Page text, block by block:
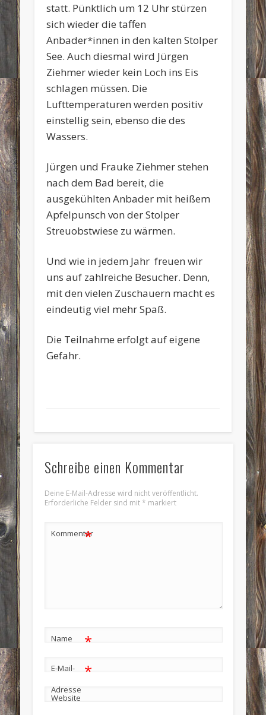
statt. Pünktlich um 12 Uhr stürzen
sich wieder die taffen
Anbader*innen in den kalten Stolper
See. Auch diesmal wird Jürgen
Ziehmer wieder kein Loch ins Eis
schlagen müssen. Die
Lufttemperaturen werden positiv
einstellig sein, ebenso die des
Wassers.
Jürgen und Frauke Ziehmer stehen
nach dem Bad bereit, die
ausgekühlten Anbader mit heißem
Apfelpunsch von der Stolper
Streuobstwiese zu wärmen.
Und wie in jedem Jahr freuen wir
uns auf zahlreiche Besucher. Denn,
mit den vielen Zuschauern macht es
eindeutig viel mehr Spaß.
Die Teilnahme erfolgt auf eigene
Gefahr.
Schreibe einen Kommentar
Deine E-Mail-Adresse wird nicht veröffentlicht.
Erforderliche Felder sind mit* markiert
Kommentar
*
Name *
E-Mail-
Adresse
*
Website